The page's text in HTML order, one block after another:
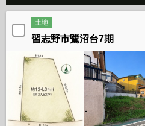
土地
習志野市鷺沼台7期